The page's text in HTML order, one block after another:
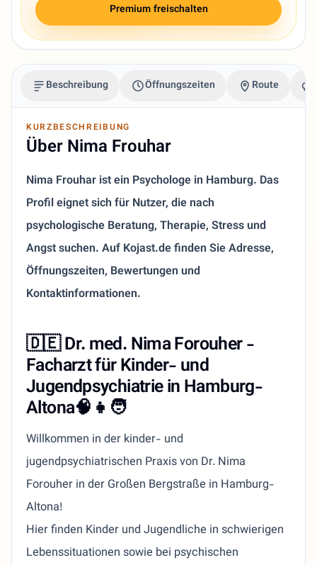
Premium freischalten
Beschreibung Öffnungszeiten Route
KURZBESCHREIBUNG
Über Nima Frouhar
Nima Frouhar ist ein Psychologe in Hamburg. Das
Profil eignet sich für Nutzer, die nach
psychologische Beratung, Therapie, Stress und
Angst suchen. Auf Kojast.de finden Sie Adresse,
Öffnungszeiten, Bewertungen und
Kontaktinformationen.
🇩🇪Dr. med. Nima Forouher -
Facharzt für Kinder- und
Jugendpsychiatrie in Hamburg-
Altona🧠👧🧑
Willkommen in der kinder- und
jugendpsychiatrischen Praxis von Dr. Nima
Forouher in der Großen Bergstraße in Hamburg-
Altona!
Hier finden Kinder und Jugendliche in schwierigen
Lebenssituationen sowie bei psychischen